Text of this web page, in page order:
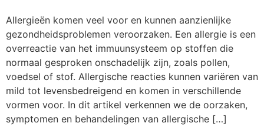
Allergieën komen veel voor en kunnen aanzienlijke
gezondheidsproblemen veroorzaken. Een allergie is een
overreactie van het immuunsysteem op stoffen die
normaal gesproken onschadelijk zijn, zoals pollen,
voedsel of stof. Allergische reacties kunnen variëren van
mild tot levensbedreigend en komen in verschillende
vormen voor. In dit artikel verkennen we de oorzaken,
symptomen en behandelingen van allergische […]